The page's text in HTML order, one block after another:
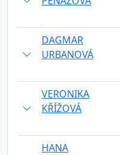
DAGMAR
URBANOVÁ
VERONIKA
KŘÍŽOVÁ
HANA